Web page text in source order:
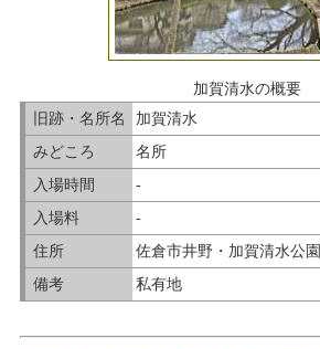
加賀清水の概要
旧跡・名所名
加賀清水
みどころ
名所
入場時間
-
入場料
-
住所
佐倉市井野・加賀清水公園
備考
私有地